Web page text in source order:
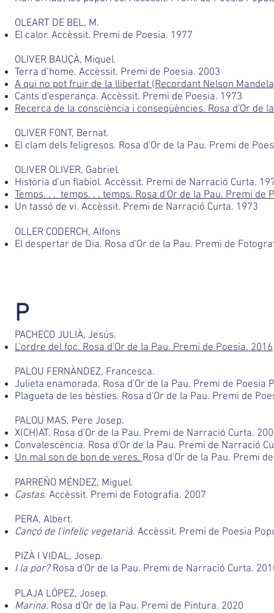
OLEART DE BEL, M.
El calor. Accèssit. Premi de Poesia. 1977
OLIVER BAUÇÀ, Miquel.
Terra d’home. Accèssit. Premi de Poesia. 2003
A qui no pot fruir de la llibertat (Recordant Nelson
Cants d'esperança. Accèssit. Premi de Poesia. 1973
Recerca de la consciència i conseqüències. Rosa d'Or de
OLIVER FONT, Bernat.
El clam dels feligresos. Rosa d'Or de la Pau. Premi de
OLIVER OLIVER, Gabriel.
Història d'un flabiol. Accèssit. Premi de Narració Curta.
Temps. . . temps. . . temps. Rosa d'Or de la Pau. Premi de
Un tassó de vi. Accèssit. Premi de Narració Curta. 1973
OLLER CODERCH, Alfons
El despertar de Dia. Rosa d'Or de la Pau. Premi de
P
PACHECO JULIÀ, Jesús.
L'ordre del foc. Rosa d'Or de la Pau. Premi de Poesia. 2016
PALOU FERNÀNDEZ, Francesca.
Julieta enamorada. Rosa d'Or de la Pau. Premi de Poesia
Plagueta de les bèsties. Rosa d'Or de la Pau. Premi de
PALOU MAS, Pere Josep.
X(CH)AT. Rosa d'Or de la Pau. Premi de Narració Curta.
Convalescència. Rosa d'Or de la Pau. Premi de Narració
Un mal son de bon de veres.Rosa d'Or de la Pau. Premi
PARREÑO MÉNDEZ, Miguel.
Castas. Accèssit. Premi de Fotografia. 2007
PERA, Albert.
Cançó de l'infeliç vegetarià. Accèssit. Premi de Poesia
PIZÀ I VIDAL, Josep.
I la por?Rosa d'Or de la Pau. Premi de Narració Curta.
PLAJA LÓPEZ, Josep.
Marina. Rosa d'Or de la Pau. Premi de Pintura. 2020